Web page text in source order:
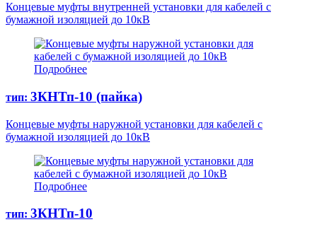
Концевые муфты внутренней установки для кабелей с
бумажной изоляцией до 10кВ
Подробнее
тип: 3КНТп-10 (пайка)
Концевые муфты наружной установки для кабелей с
бумажной изоляцией до 10кВ
Подробнее
тип: 3КНТп-10